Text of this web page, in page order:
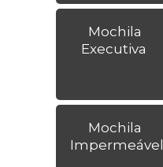
Mochila
Executiva
Mochila
Impermeável